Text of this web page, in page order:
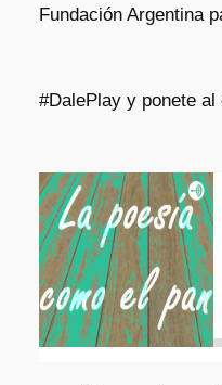
Fundación Argentina
#DalePlay y ponete al